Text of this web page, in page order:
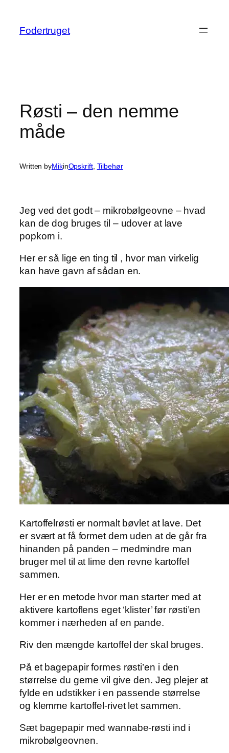
indhold
Fodertruget
Røsti – den nemme
måde
Written byMikinOpskrift, Tilbehør
Jeg ved det godt – mikrobølgeovne – hvad
kan de dog bruges til – udover at lave
popkorn i.
Her er så lige en ting til , hvor man virkelig
kan have gavn af sådan en.
Kartoffelrøsti er normalt bøvlet at lave. Det
er svært at få formet dem uden at de går fra
hinanden på panden – medmindre man
bruger mel til at lime den revne kartoffel
sammen.
Her er en metode hvor man starter med at
aktivere kartoflens eget ‘klister’ før røsti’en
kommer i nærheden af en pande.
Riv den mængde kartoffel der skal bruges.
På et bagepapir formes røsti’en i den
størrelse du gerne vil give den. Jeg plejer at
fylde en udstikker i en passende størrelse
og klemme kartoffel-rivet let sammen.
Sæt bagepapir med wannabe-røsti ind i
mikrobølgeovnen.